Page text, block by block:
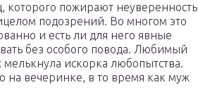
которого пожирают неуверенность
подозрений. Во многом это
и есть ли для него явные
без особого повода. Любимый
искорка любопытства.
на вечеринке, в то время как муж